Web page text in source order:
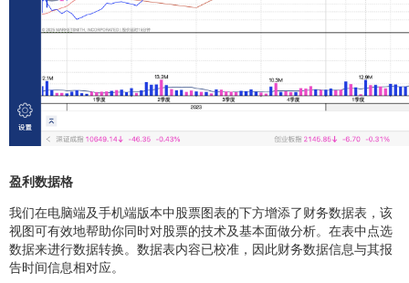
盈利数据格
我们在电脑端及手机端版本中股票图表的下方增添了财务数据表，该
视图可有效地帮助你同时对股票的技术及基本面做分析。在表中点选
数据来进行数据转换。数据表内容已校准，因此财务数据信息与其报
告时间信息相对应。